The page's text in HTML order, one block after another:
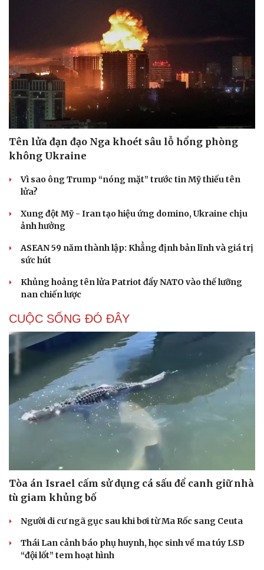
Tên lửa đạn đạo Nga khoét sâu lỗ hổng phòng
không Ukraine
Vì sao ông Trump “nóng mặt” trước tin Mỹ thiếu tên
lửa?
Xung đột Mỹ - Iran tạo hiệu ứng domino, Ukraine chịu
ảnh hưởng
ASEAN 59 năm thành lập: Khẳng định bản lĩnh và giá trị
sức hút
Khủng hoảng tên lửa Patriot đẩy NATO vào thế lưỡng
nan chiến lược
CUỘC SỐNG ĐÓ ĐÂY
Tòa án Israel cấm sử dụng cá sấu để canh giữ nhà
tù giam khủng bố
Người di cư ngã gục sau khi bơi từ Ma Rốc sang Ceuta
Thái Lan cảnh báo phụ huynh, học sinh về ma túy LSD
“đội lốt” tem hoạt hình